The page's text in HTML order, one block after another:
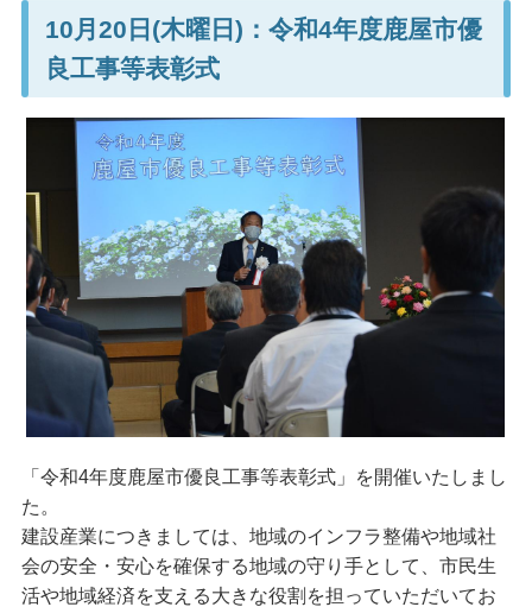
10月20日(木曜日)：令和4年度鹿屋市優
良工事等表彰式
「令和4年度鹿屋市優良工事等表彰式」を開催いたしまし
た。
建設産業につきましては、地域のインフラ整備や地域社
会の安全・安心を確保する地域の守り手として、市民生
活や地域経済を支える大きな役割を担っていただいてお